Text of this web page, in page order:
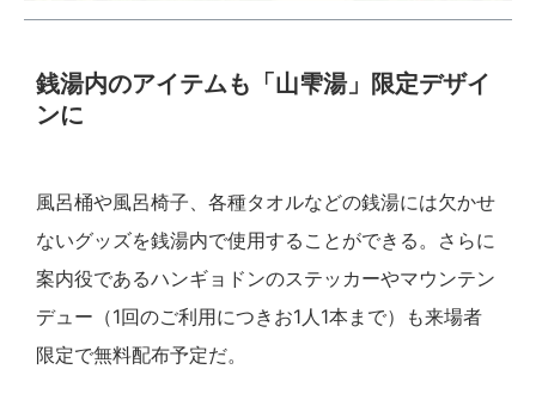
銭湯内のアイテムも「山雫湯」限定デザイ
ンに
風呂桶や風呂椅子、各種タオルなどの銭湯には欠かせ
ないグッズを銭湯内で使用することができる。さらに
案内役であるハンギョドンのステッカーやマウンテン
デュー（1回のご利用につきお1人1本まで）も来場者
限定で無料配布予定だ。